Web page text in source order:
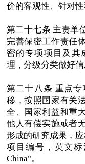
价的客观性、针对性
第二十七条 主责单
完善保密工作责任
密的专项项目及其
理，分级分类做好
第二十八条 重点
移，按照国家有关
全、国家利益和重
他人有偿实施或者
形成的研究成果，
项目编号，英文标
China"。